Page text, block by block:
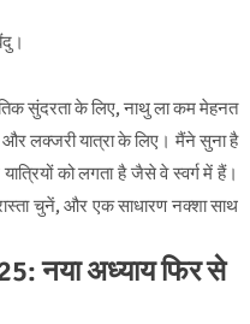
सुंदरता के लिए, नाथु ला कम मेहनत
लक्जरी यात्रा के लिए। मैंने सुना है
को लगता है जैसे वे स्वर्ग में हैं।
चुनें, और एक साधारण नक्शा साथ
नया अध्याय फिर से